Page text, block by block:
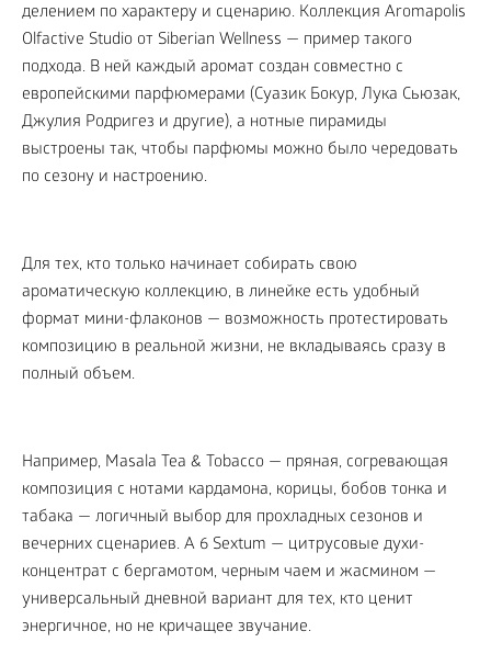
делением по характеру и сценарию. Коллекция Aromapolis
Olfactive Studio от Siberian Wellness — пример такого
подхода. В ней каждый аромат создан совместно с
европейскими парфюмерами (Суазик Бокур, Лука Сьюзак,
Джулия Родригез и другие), а нотные пирамиды
выстроены так, чтобы парфюмы можно было чередовать
по сезону и настроению.
Для тех, кто только начинает собирать свою
ароматическую коллекцию, в линейке есть удобный
формат мини-флаконов — возможность протестировать
композицию в реальной жизни, не вкладываясь сразу в
полный объем.
Например, Masala Tea & Tobacco — пряная, согревающая
композиция с нотами кардамона, корицы, бобов тонка и
табака — логичный выбор для прохладных сезонов и
вечерних сценариев. А 6 Sextum — цитрусовые духи-
концентрат с бергамотом, черным чаем и жасмином —
универсальный дневной вариант для тех, кто ценит
энергичное, но не кричащее звучание.